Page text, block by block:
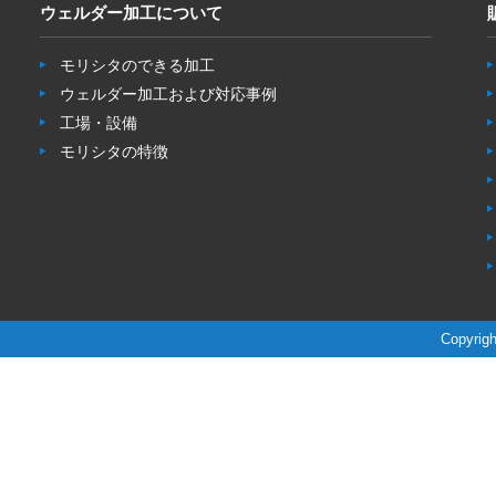
ウェルダー加工について
モリシタのできる加工
ウェルダー加工および対応事例
工場・設備
モリシタの特徴